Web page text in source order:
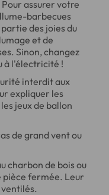
assurer votre
barbecues
des joies du
et de
Sinon, changez
à l'électricité !
interdit aux
expliquer les
jeux de ballon
de grand vent ou
charbon de bois ou
pièce fermée. Leur